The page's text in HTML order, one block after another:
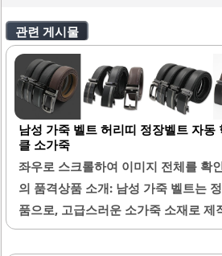
관련 게시물
남성 가죽 벨트 허리띠 정장벨트 자동
클 소가죽
좌우로 스크롤하여 이미지 전체를 확
의 품격상품 소개: 남성 가죽 벨트는
품으로, 고급스러운 소가죽 소재로 제
납니다. 이 벨트는 자동 버클 디자인
있으며, 다양한 사이즈 옵션이 제공되